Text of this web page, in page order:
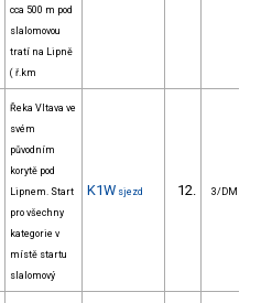
cca 500 m pod
slalomovou
tratí na Lipně
( ř.km
Řeka Vltava ve
svém
původním
korytě pod
Lipnem. Start
pro všechny
kategorie v
místě startu
slalomový
K1W sjezd 12. 3/DM